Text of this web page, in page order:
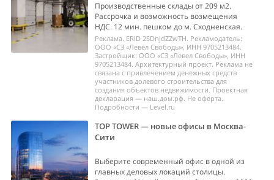
Производственные склады от 209 м2.
Рассрочка и возможность возмещения
НДС. 12 мин. пешком до м. Сходненская.
Реклама. ERID 2SDnjdZZwTH. Рекламодатель:
ООО «СЗ «Левел Свободы», ИНН 9705213484.
Застройщик: ООО «СЗ «Левел Свободы», ИНН
9705213484. Архитектурный проект. Реклама не
связана с привлечением денежных средств
участников долевого строительства для
создания объектов недвижимости. Проектная
декларация — наш.дом.рф. Не оферта.
Подробности — Level.ru
TOP TOWER — новые офисы в Москва-
Сити
Выберите современный офис в одной из
главных деловых локаций столицы.